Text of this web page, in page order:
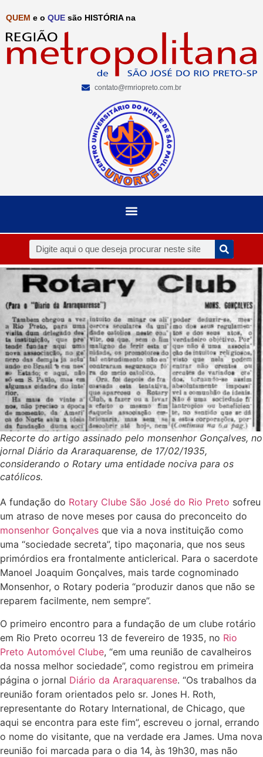
QUEM e o QUE são HISTÓRIA na
contato@rmriopreto.com.br
Recorte do artigo assinado pelo monsenhor Gonçalves, no
jornal Diário da Araraquarense, de 17/02/1935,
considerando o Rotary uma entidade nociva para os
católicos.
A fundação do Rotary Clube São José do Rio Preto sofreu
um atraso de nove meses por causa do preconceito do
monsenhor Gonçalves que via a nova instituição como
uma “sociedade secreta”, tipo maçonaria, que nos seus
primórdios era frontalmente anticlerical. Para o sacerdote
Manoel Joaquim Gonçalves, mais tarde cognominado
Monsenhor, o Rotary poderia “produzir danos que não se
reparem facilmente, nem sempre”.
O primeiro encontro para a fundação de um clube rotário
em Rio Preto ocorreu 13 de fevereiro de 1935, no Rio
Preto Automóvel Clube, “em uma reunião de cavalheiros
da nossa melhor sociedade”, como registrou em primeira
página o jornal Diário da Araraquarense. “Os trabalhos da
reunião foram orientados pelo sr. Jones H. Roth,
representante do Rotary International, de Chicago, que
aqui se encontra para este fim”, escreveu o jornal, errando
o nome do visitante, que na verdade era James. Uma nova
reunião foi marcada para o dia 14, às 19h30, mas não